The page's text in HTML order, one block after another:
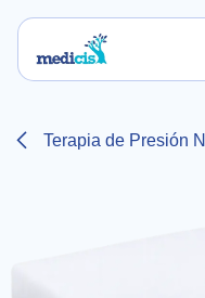
Terapia de Presión